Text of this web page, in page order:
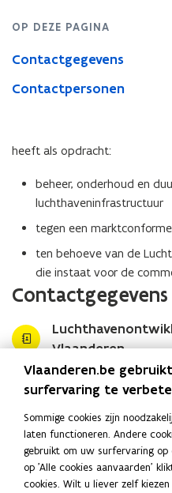
OP DEZE PAGINA
Contactgegevens
Contactpersonen
heeft als opdracht:
beheer, onderhoud en
luchthaveninfrastructuur
tegen een
ten behoeve van de
die instaat voor de
Contactgegevens
Vlaanderen
E-mail
lom@mow.vlaanderen.be
Adres
Marie-Elisabeth
Vlaanderen.be
surfervaring te
Sommige cookies zijn
laten functioneren. Andere
gebruikt om uw surfervaring
op 'Alle cookies aanvaarden'
cookies. Wilt u liever zelf